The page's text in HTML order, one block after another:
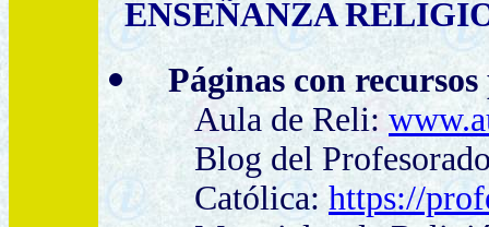
ENSEÑANZA
Páginas con
Aula de Reli:
Blog del
Católica: https://